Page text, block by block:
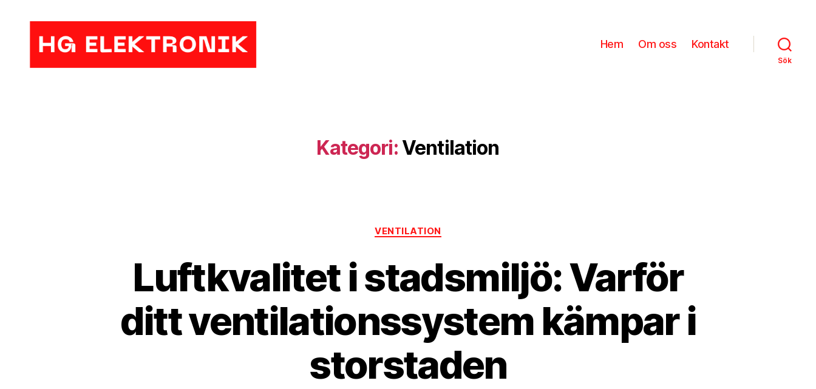
Hem Om oss Kontakt
Sök
Kategori: Ventilation
Kategorier
VENTILATION
Luftkvalitet i stadsmiljö: Varför
ditt ventilationssystem kämpar i
storstaden